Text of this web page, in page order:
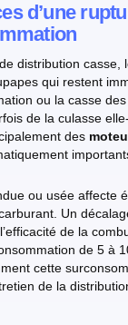
d’une
distribution casse,
qui restent
ou la casse
de la culasse
des
ou usée affecte
Un
de la
de 5 à
cette
de la